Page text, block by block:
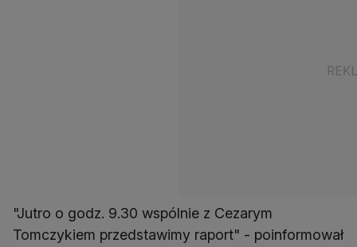
"Jutro o godz. 9.30 wspólnie z Cezarym
Tomczykiem przedstawimy raport" - poinformował